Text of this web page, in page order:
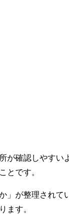
が確認しやすい
とです。
」が整理されて
ます。